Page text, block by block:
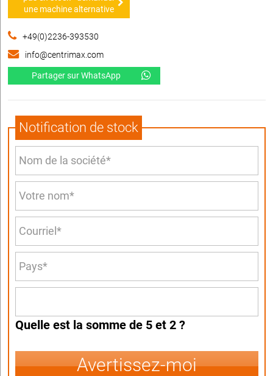
une machine alternative
+49(0)2236-393530
info@centrimax.com
Partager sur WhatsApp
Notification de stock
Quelle est la somme de 5 et 2 ?
Avertissez-moi